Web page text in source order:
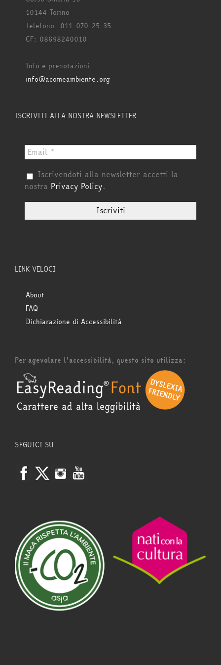
10144 Torino
Telefono: 011.070.25.35
CF: 08698240010
Info e prenotazioni:
info@acomeambiente.org
ISCRIVITI ALLA NOSTRA NEWSLETTER
Iscrivendoti alla newsletter accetti la
nostra Privacy Policy.
LINK VELOCI
About
FAQ
Dichiarazione di Accessibilità
Per agevolare l'accessibilità, questo sito utilizza:
SEGUICI SU